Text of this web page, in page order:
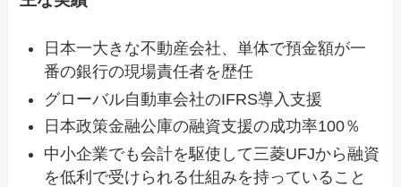
日本一大きな不動産会社、単体で預金額が一
番の銀行の現場責任者を歴任
グローバル自動車会社のIFRS導入支援
日本政策金融公庫の融資支援の成功率100％
中小企業でも会計を駆使して三菱UFJから融資
を低利で受けられる仕組みを持っていること